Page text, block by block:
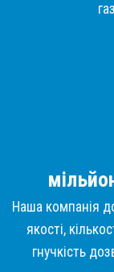
Наша компанія
якості,
гнучкість